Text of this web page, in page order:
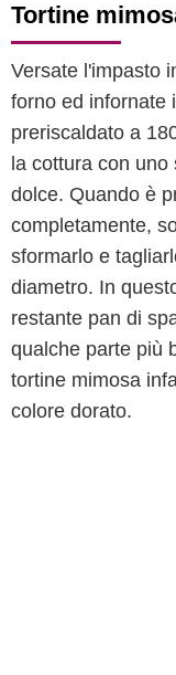
Tortine
Versate l'impasto
forno ed infornate
preriscaldato a
la cottura con
dolce. Quando è
completamente,
sformarlo e
diametro. In
restante pan di
qualche parte più
tortine mimosa
colore dorato.